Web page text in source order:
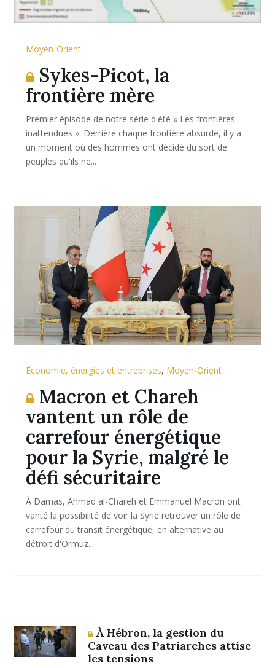
Moyen-Orient
Sykes-Picot, la
frontière mère
Premier épisode de notre série d'été « Les frontières
inattendues ». Derrière chaque frontière absurde, il y a
un moment où des hommes ont décidé du sort de
peuples qu'ils ne...
Économie, énergies et entreprises, Moyen-Orient
Macron et Chareh
vantent un rôle de
carrefour énergétique
pour la Syrie, malgré le
défi sécuritaire
À Damas, Ahmad al-Chareh et Emmanuel Macron ont
vanté la possibilité de voir la Syrie retrouver un rôle de
carrefour du transit énergétique, en alternative au
détroit d'Ormuz....
À Hébron, la gestion du
Caveau des Patriarches attise
les tensions